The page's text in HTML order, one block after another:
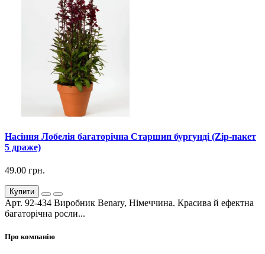
Насіння Лобелія багаторічна Старшип бургунді (Zip-пакет
5 драже)
49.00 грн.
Купити
Арт. 92-434 Виробник Benary, Німеччина. Красива й ефектна
багаторічна росли...
Про компанію